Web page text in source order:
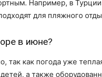
Например, в
для пляжного
в июне?
так как погода уже
а также